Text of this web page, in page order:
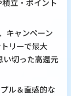
立・ポイント
キャンペーン
リーで最大
い切った高還元
ル＆直感的な